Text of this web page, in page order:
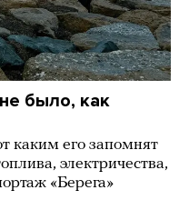
было, как
каким его запомнят
электричества,
«Берега»